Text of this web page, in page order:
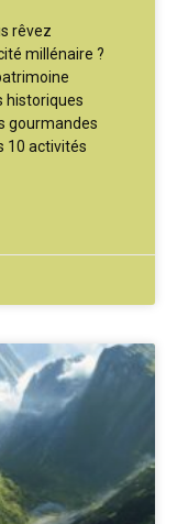
rêvez
millénaire ?
historiques
gourmandes
10 activités